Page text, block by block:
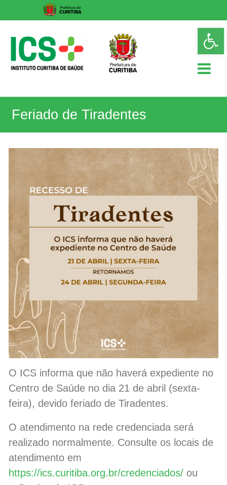
content
ICS
Instituto
de
Feriado de Tiradentes
O ICS informa que não haverá expediente no
Centro de Saúde no dia 21 de abril (sexta-
feira), devido feriado de Tiradentes.
O atendimento na rede credenciada será
realizado normalmente. Consulte os locais de
atendimento em
https://ics.curitiba.org.br/credenciados/ ou